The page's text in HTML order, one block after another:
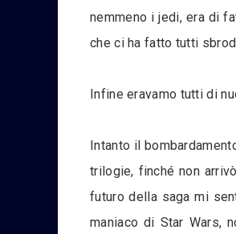
nemmeno i jedi, era di
che ci ha fatto tutti
Infine eravamo tutti di
Intanto il
trilogie, finché non
futuro della saga mi
maniaco di Star Wars,